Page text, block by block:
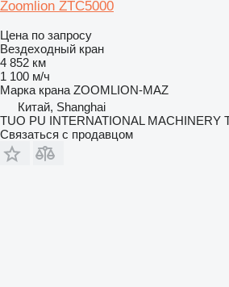
Zoomlion ZTC5000
Цена по запросу
Вездеходный кран
4 852 км
1 100 м/ч
Марка крана ZOOMLION-MAZ
Китай, Shanghai
TUO PU INTERNATIONAL MACHINERY
Связаться с продавцом